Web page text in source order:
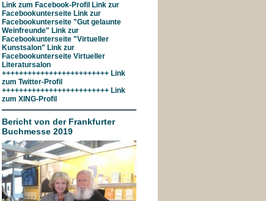
Link zum Facebook-Profil Link zur
Facebookunterseite Link zur
Facebookunterseite "Gut gelaunte
Weinfreunde" Link zur
Facebookunterseite "Virtueller
Kunstsalon" Link zur
Facebookunterseite Virtueller
Literatursalon
+++++++++++++++++++++++++ Link
zum Twitter-Profil
+++++++++++++++++++++++++ Link
zum XING-Profil
Bericht von der Frankfurter
Buchmesse 2019